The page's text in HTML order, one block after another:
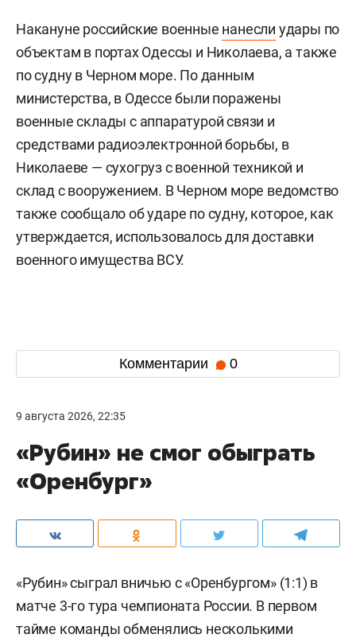
Накануне российские военные нанесли удары по
объектам в портах Одессы и Николаева, а также
по судну в Черном море. По данным
министерства, в Одессе были поражены
военные склады с аппаратурой связи и
средствами радиоэлектронной борьбы, в
Николаеве — сухогруз с военной техникой и
склад с вооружением. В Черном море ведомство
также сообщало об ударе по судну, которое, как
утверждается, использовалось для доставки
военного имущества ВСУ.
Комментарии 0
9 августа 2026, 22:35
«Рубин» не смог обыграть
«Оренбург»
«Рубин» сыграл вничью с «Оренбургом» (1:1) в
матче 3-го тура чемпионата России. В первом
тайме команды обменялись несколькими